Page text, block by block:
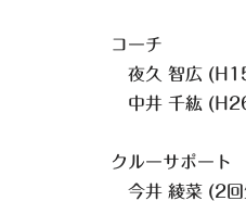
コーチ
夜久 智広
中井 千紘
クルーサポート
今井 綾菜 (2回